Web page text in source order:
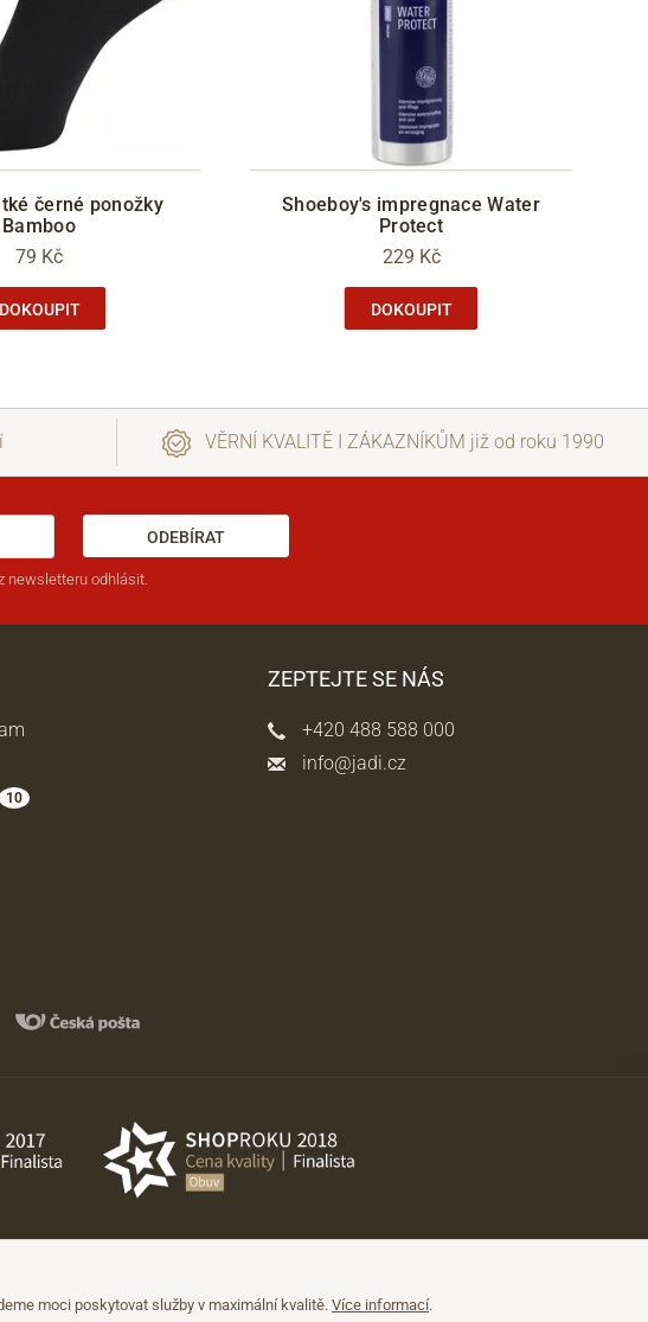
černé ponožky
Bamboo
79 Kč
DOKOUPIT
Shoeboy's impregnace Water
Protect
229 Kč
DOKOUPIT
VĚRNÍ KVALITĚ I ZÁKAZNÍKŮM již od roku 1990
ODEBÍRAT
newsletteru odhlásit.
10
ZEPTEJTE SE NÁS
+420 488 588 000
info@jadi.cz
moci poskytovat služby v maximální kvalitě. Více informací.